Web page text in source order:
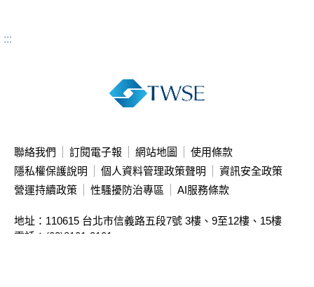
:::
聯絡我們 訂閱電子報 網站地圖
使用條款
隱私權保護說明
個人資料管理政策聲明
資訊安全政策
營運持續政策
性騷擾防治專區 AI服務條款
地址：110615 台北市信義路五段7號 3樓、9至12樓、15樓
電話：(02)8101-3101